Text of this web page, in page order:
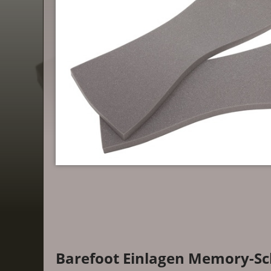
Barefoot Einlagen Memory-